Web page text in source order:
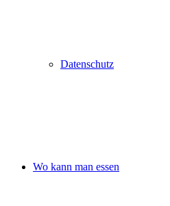
Datenschutz
Wo kann man essen